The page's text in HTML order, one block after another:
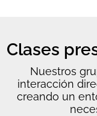
Clases
Nuestros
interacción
creando un